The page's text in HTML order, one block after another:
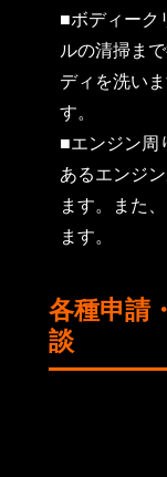
■ボディーク
ルの清掃ま
ディを洗い
す。
■エンジン周
あるエンジ
ます。また
ます。
各種申請
談